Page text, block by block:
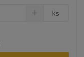
ks